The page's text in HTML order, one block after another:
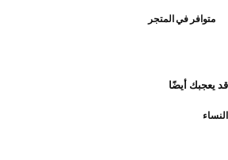
متوافر في المتجر
قد يعجبك أيضًا
النساء